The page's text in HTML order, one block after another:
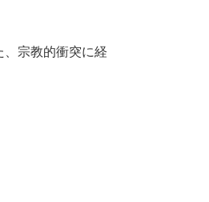
宗教的衝突に経